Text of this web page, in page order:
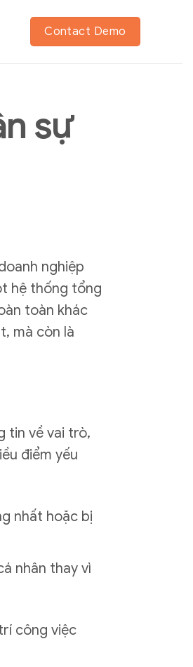
Contact Demo
sự
nghiệp
hệ thống tổng
toàn khác
mà còn là
tin về vai trò,
điểm yếu
nhất hoặc bị
nhân thay vì
công việc